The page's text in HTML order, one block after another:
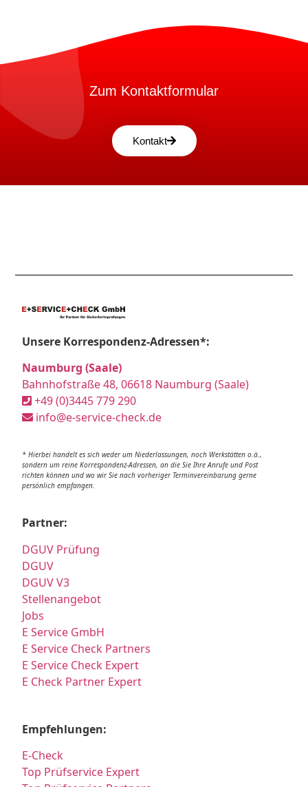
Zum Kontaktformular
Kontakt
Unsere Korrespondenz-Adressen*:
Naumburg (Saale)
Bahnhofstraße 48, 06618 Naumburg (Saale)
+49 (0)3445 779 290
info@e-service-check.de
* Hierbei handelt es sich weder um Niederlassungen, noch Werkstätten o.ä.,
sondern um reine Korrespondenz-Adressen, an die Sie Ihre Anrufe und Post
richten können und wo wir Sie nach vorheriger Terminvereinbarung gerne
persönlich empfangen.
Partner:
DGUV Prüfung
DGUV
DGUV V3
Stellenangebot
Jobs
E Service GmbH
E Service Check Partners
E Service Check Expert
E Check Partner Expert
Empfehlungen:
E-Check
Top Prüfservice Expert